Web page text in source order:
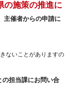
の施策の推進に
主催者からの申請に
ないことがありますの
の担当課にお問い合